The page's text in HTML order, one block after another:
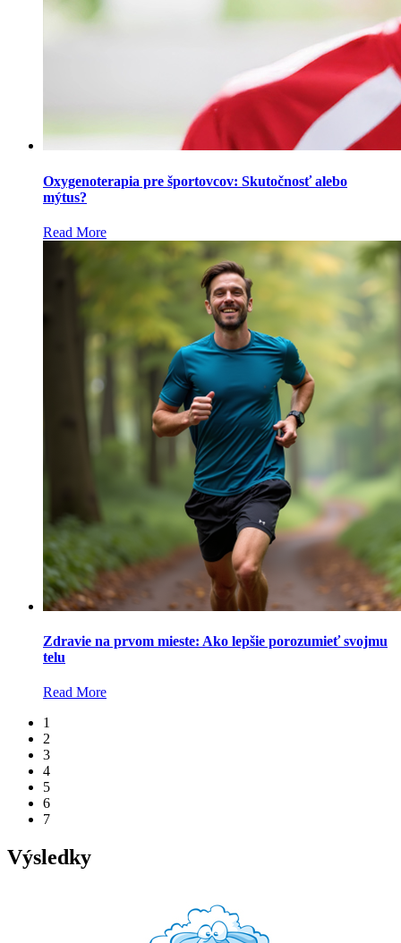
Oxygenoterapia pre športovcov: Skutočnosť alebo
mýtus?
Read More
Zdravie na prvom mieste: Ako lepšie porozumieť svojmu
telu
Read More
1
2
3
4
5
6
7
Výsledky